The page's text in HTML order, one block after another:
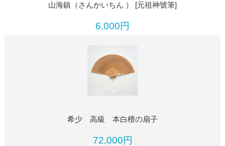
山海鎮（さんかいちん ） [元祖神號筆]
6,000円
希少 高級 本白檀の扇子
72,000円